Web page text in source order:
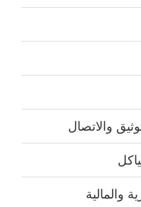
والاتصال
والمالية